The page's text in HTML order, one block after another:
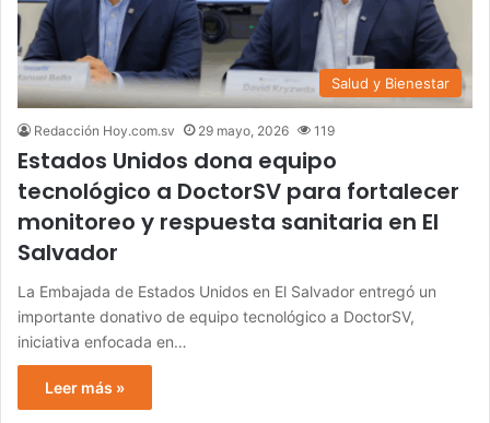
Salud y Bienestar
Redacción Hoy.com.sv 29 mayo, 2026 119
Estados Unidos dona equipo
tecnológico a DoctorSV para fortalecer
monitoreo y respuesta sanitaria en El
Salvador
La Embajada de Estados Unidos en El Salvador entregó un
importante donativo de equipo tecnológico a DoctorSV,
iniciativa enfocada en…
Leer más »